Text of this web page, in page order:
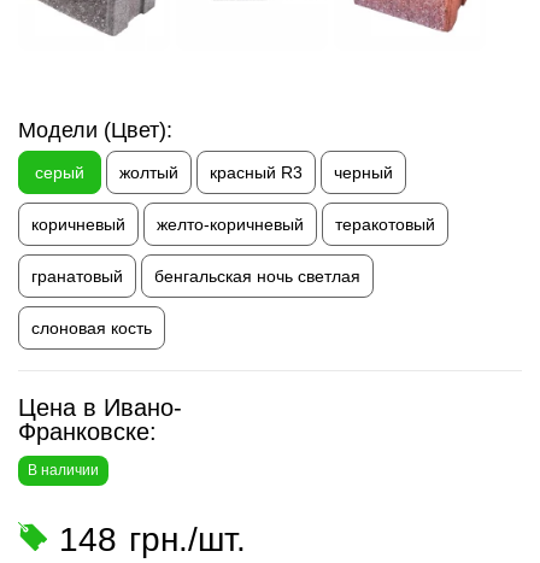
Модели (Цвет):
серый жолтый красный R3 черный
коричневый желто-коричневый теракотовый
гранатовый бенгальская ночь светлая
слоновая кость
Цена в Ивано-
Франковске:
В наличии
148 грн./шт.